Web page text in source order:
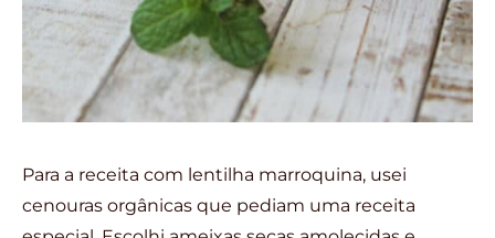
Para a receita com lentilha marroquina, usei
cenouras orgânicas que pediam uma receita